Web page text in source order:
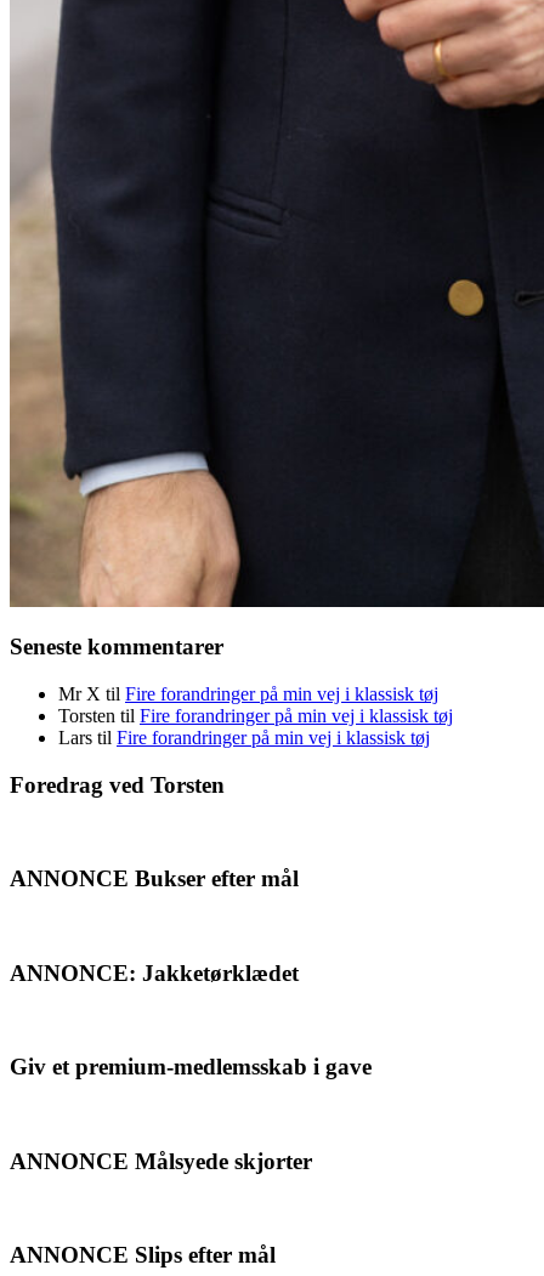
Seneste kommentarer
Mr X til Fire forandringer på min vej i klassisk tøj
Torsten til Fire forandringer på min vej i klassisk tøj
Lars til Fire forandringer på min vej i klassisk tøj
Foredrag ved Torsten
ANNONCE Bukser efter mål
ANNONCE: Jakketørklædet
Giv et premium-medlemsskab i gave
ANNONCE Målsyede skjorter
ANNONCE Slips efter mål